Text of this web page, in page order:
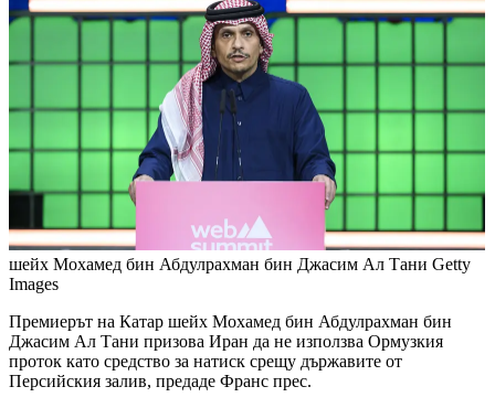
шейх Мохамед бин Абдулрахман бин Джасим Ал Тани Getty
Images
Премиерът на Катар шейх Мохамед бин Абдулрахман бин
Джасим Ал Тани призова Иран да не използва Ормузкия
проток като средство за натиск срещу държавите от
Персийския залив, предаде Франс прес.